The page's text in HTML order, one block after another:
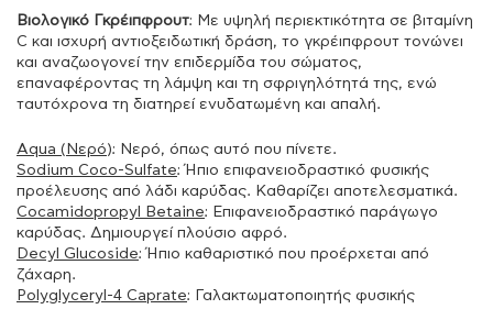
Βιολογικό Γκρέιπφρουτ: Με υψηλή περιεκτικότητα σε βιταμίνη
C και ισχυρή αντιοξειδωτική δράση, το γκρέιπφρουτ τονώνει
και αναζωογονεί την επιδερμίδα του σώματος,
επαναφέροντας τη λάμψη και τη σφριγηλότητά της, ενώ
ταυτόχρονα τη διατηρεί ενυδατωμένη και απαλή.
Aqua (Νερό): Νερό, όπως αυτό που πίνετε.
Sodium Coco-Sulfate: Ήπιο επιφανειοδραστικό φυσικής
προέλευσης από λάδι καρύδας. Καθαρίζει αποτελεσματικά.
Cocamidopropyl Betaine: Επιφανειοδραστικό παράγωγο
καρύδας. Δημιουργεί πλούσιο αφρό.
Decyl Glucoside: Ήπιο καθαριστικό που προέρχεται από
ζάχαρη.
Polyglyceryl-4 Caprate: Γαλακτωματοποιητής φυσικής